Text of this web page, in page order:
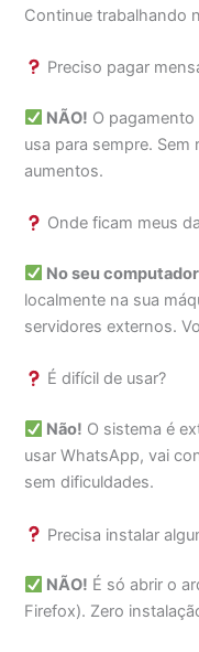
Continue trabalhando
Preciso pagar
NÃO! O
usa para sempre.
aumentos.
Onde ficam meus
No seu
localmente na sua
servidores externos.
É difícil de usar?
Não! O sistema é
usar WhatsApp, vai
sem dificuldades.
Precisa instalar
NÃO! É só abrir o
Firefox). Zero